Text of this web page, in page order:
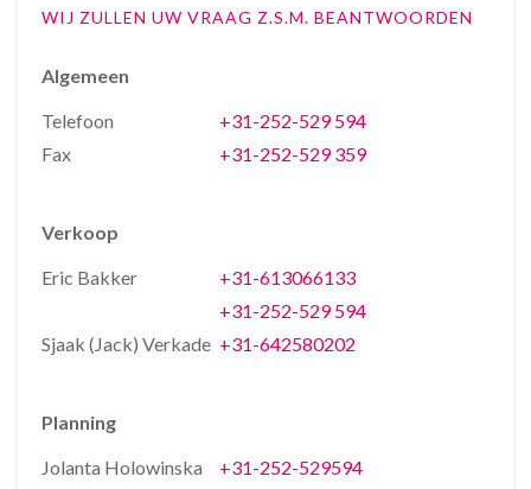
WIJ ZULLEN UW VRAAG Z.S.M. BEANTWOORDEN
Algemeen
Telefoon
+31-252-529 594
Fax
+31-252-529 359
Verkoop
Eric Bakker
+31-613066133
+31-252-529 594
Sjaak (Jack) Verkade +31-642580202
Planning
Jolanta Holowinska
+31-252-529594